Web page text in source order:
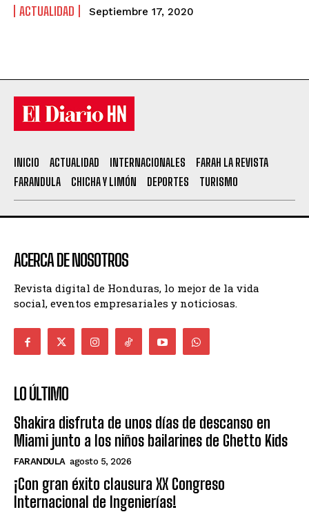
ACTUALIDAD Septiembre 17, 2020
INICIO ACTUALIDAD INTERNACIONALES
FARAH LA REVISTA
FARANDULA
CHICHA Y LIMÓN DEPORTES TURISMO
ACERCA DE NOSOTROS
Revista digital de Honduras, lo mejor de la vida
social, eventos empresariales y noticiosas.
LO ÚLTIMO
Shakira disfruta de unos días de descanso en
Miami junto a los niños bailarines de Ghetto Kids
FARANDULA agosto 5, 2026
¡Con gran éxito clausura XX Congreso
Internacional de Ingenierías!